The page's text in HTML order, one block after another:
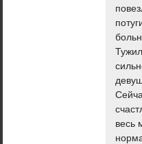
весь